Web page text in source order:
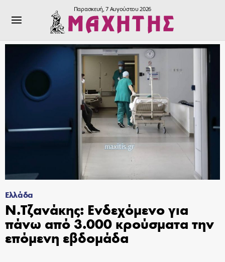
Παρασκευή, 7 Αυγούστου 2026
Ελλάδα
N.Τζανάκης: Ενδεχόμενο για
πάνω από 3.000 κρούσματα την
επόμενη εβδομάδα